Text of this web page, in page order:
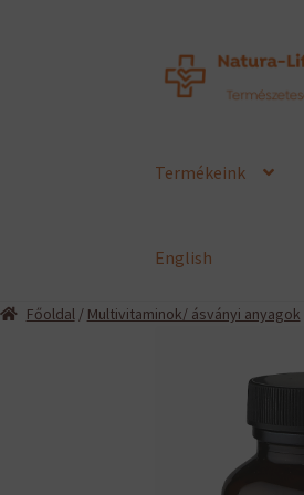
Ugrás
Kilépés
Termékeink
English
Főoldal/ Multivitaminok/ ásványi anyagok